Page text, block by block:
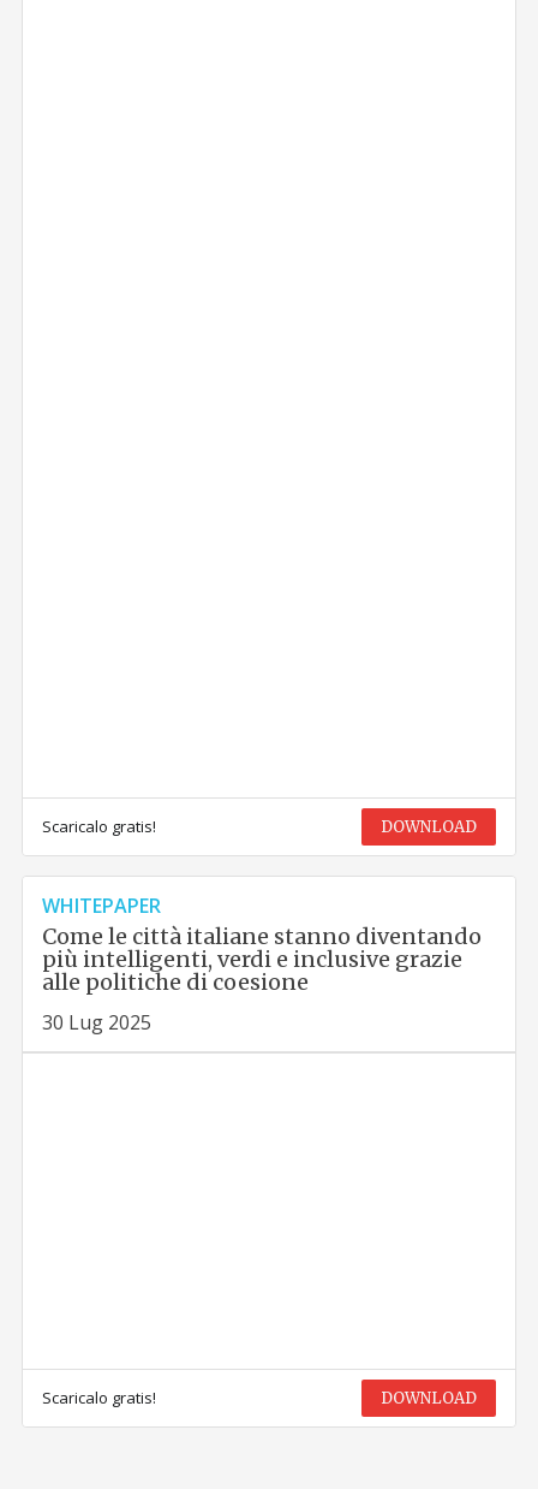
Scaricalo gratis! DOWNLOAD
WHITEPAPER
Come le città italiane stanno diventando
più intelligenti, verdi e inclusive grazie
alle politiche di coesione
30 Lug 2025
Scaricalo gratis! DOWNLOAD